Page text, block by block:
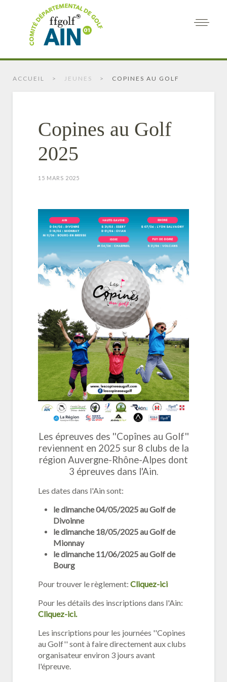
ACCUEIL JEUNES COPINES AU GOLF
Copines au Golf
2025
15 MARS 2025
Les épreuves des ''Copînes au Golf''
reviennent en 2025 sur 8 clubs de la
région Auvergne-Rhône-Alpes dont
3 épreuves dans l'Ain
Les dates dans l'Ain sont:
le dimanche 04/05/2025 au Golf de
Divoinne
le dimanche 18/05/2025 au Golf de
Mionnay
le dimanche 11/06/2025 au Golf de
Bourg
Pour trouver le règlement: Cliquez-ici
Pour les détails des inscriptions dans l'Ain:
Cliquez-ici.
Les inscriptions pour les journées ''Copines
au Golf'' sont à faire directement aux clubs
organisateur environ 3 jours avant
l'épreuve.